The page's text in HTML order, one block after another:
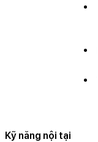
Kỹ năng nội tại